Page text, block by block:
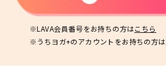
※LAVA会員番号をお持ちの方はこちら
※うちヨガ+のアカウントをお持ちの方は